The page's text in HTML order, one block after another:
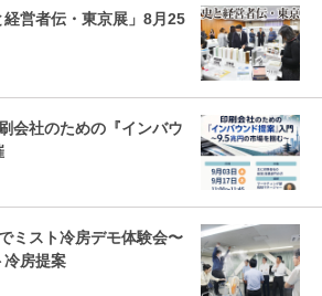
営者伝・東京展」8月25
会社のための『インバウ
ミスト冷房デモ体験会〜
冷房提案